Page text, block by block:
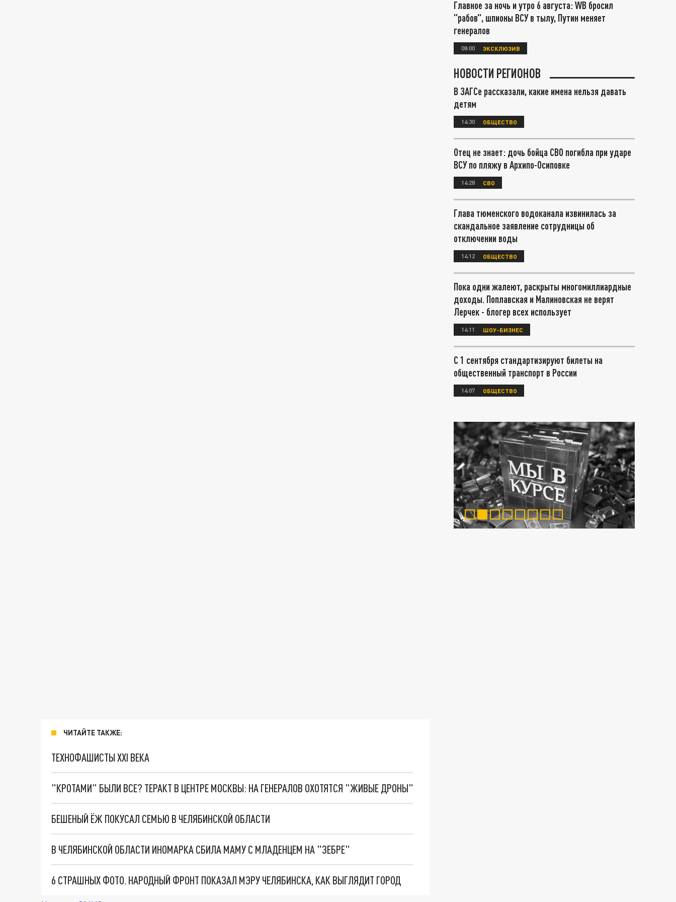
ЧИТАЙТЕ ТАКЖЕ:
ТЕХНОФАШИСТЫ XXI ВЕКА
"КРОТАМИ" БЫЛИ ВСЕ? ТЕРАКТ В ЦЕНТРЕ МОСКВЫ: НА ГЕНЕРАЛОВ ОХОТЯТСЯ "ЖИВЫЕ ДРОНЫ"
БЕШЕНЫЙ ЁЖ ПОКУСАЛ СЕМЬЮ В ЧЕЛЯБИНСКОЙ ОБЛАСТИ
В ЧЕЛЯБИНСКОЙ ОБЛАСТИ ИНОМАРКА СБИЛА МАМУ С МЛАДЕНЦЕМ НА "ЗЕБРЕ"
6 СТРАШНЫХ ФОТО. НАРОДНЫЙ ФРОНТ ПОКАЗАЛ МЭРУ ЧЕЛЯБИНСКА, КАК ВЫГЛЯДИТ ГОРОД
Главное за ночь и утро 6 августа: WB бросил
"рабов", шпионы ВСУ в тылу, Путин меняет
генералов
08:00 ЭКСКЛЮЗИВ
НОВОСТИ РЕГИОНОВ
В ЗАГСе рассказали, какие имена нельзя давать
детям
14:30 ОБЩЕСТВО
Отец не знает: дочь бойца СВО погибла при ударе
ВСУ по пляжу в Архипо-Осиповке
14:28 СВО
Глава тюменского водоканала извинилась за
скандальное заявление сотрудницы об
отключении воды
14:12 ОБЩЕСТВО
Пока одни жалеют, раскрыты многомиллиардные
доходы. Поплавская и Малиновская не верят
Лерчек - блогер всех использует
14:11 ШОУ-БИЗНЕС
С 1 сентября стандартизируют билеты на
общественный транспорт в России
14:07 ОБЩЕСТВО